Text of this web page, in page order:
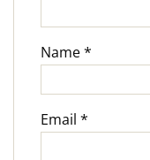
Name*
Email *